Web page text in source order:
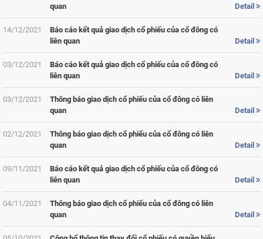
Year 2020
Year 2019
Year 2015
Year 2014
Year 2012
quan
Detail
14/12/2021
Báo cáo kết quả giao dịch cổ phiếu của cổ đông có
liên quan
Detail
03/12/2021
Báo cáo kết quả giao dịch cổ phiếu của cổ đông có
liên quan
Detail
03/12/2021
Thông báo giao dịch cổ phiếu của cổ đông có liên
quan
Detail
02/12/2021
Thông báo giao dịch cổ phiếu của cổ đông có liên
quan
Detail
09/11/2021
Báo cáo kết quả giao dịch cổ phiếu của cổ đông có
liên quan
Detail
04/11/2021
Thông báo giao dịch cổ phiếu của cổ đông có liên
quan
Detail